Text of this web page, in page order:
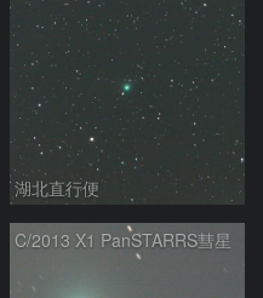
湖北直行便
C/2013 X1 PanSTARRS彗星